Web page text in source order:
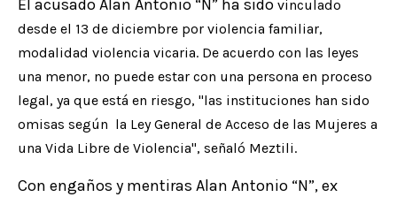
El acusado Alan Antonio “N” ha sido vinculado
desde el 13 de diciembre por violencia familiar,
modalidad violencia vicaria. De acuerdo con las leyes
una menor, no puede estar con una persona en proceso
legal, ya que está en riesgo, "las instituciones han sido
omisas según la Ley General de Acceso de las Mujeres a
una Vida Libre de Violencia", señaló Meztili.
Con engaños y mentiras Alan Antonio “N”, ex